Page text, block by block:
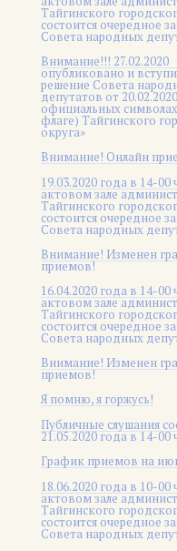
Тайгинского
состоится очередное
Совета народных
Внимание!!! 27.02.2020
опубликовано и
решение Совета
депутатов от
официальных
флаге) Тайгинского
округа»
Внимание! Онлайн
19.03.2020 года в 14-00
актовом зале
Тайгинского
состоится очередное
Совета народных
Внимание! Изменен
приемов!
16.04.2020 года в 14-00
актовом зале
Тайгинского
состоится очередное
Совета народных
Внимание! Изменен
приемов!
Я помню, я горжусь!
Публичные слушания
21.05.2020 года в 14-00
График приемов на
18.06.2020 года в 10-00
актовом зале
Тайгинского
состоится очередное
Совета народных